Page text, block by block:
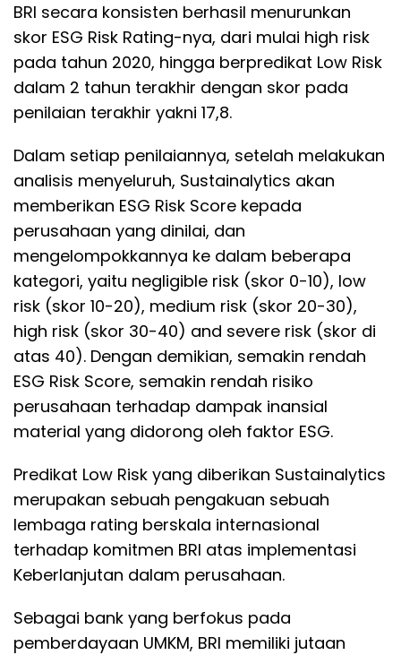
BRI secara konsisten berhasil menurunkan
skor ESG Risk Rating-nya, dari mulai high risk
pada tahun 2020, hingga berpredikat Low Risk
dalam 2 tahun terakhir dengan skor pada
penilaian terakhir yakni 17,8.
Dalam setiap penilaiannya, setelah melakukan
analisis menyeluruh, Sustainalytics akan
memberikan ESG Risk Score kepada
perusahaan yang dinilai, dan
mengelompokkannya ke dalam beberapa
kategori, yaitu negligible risk (skor 0-10), low
risk (skor 10-20), medium risk (skor 20-30),
high risk (skor 30-40) and severe risk (skor di
atas 40). Dengan demikian, semakin rendah
ESG Risk Score, semakin rendah risiko
perusahaan terhadap dampak inansial
material yang didorong oleh faktor ESG.
Predikat Low Risk yang diberikan Sustainalytics
merupakan sebuah pengakuan sebuah
lembaga rating berskala internasional
terhadap komitmen BRI atas implementasi
Keberlanjutan dalam perusahaan.
Sebagai bank yang berfokus pada
pemberdayaan UMKM, BRI memiliki jutaan